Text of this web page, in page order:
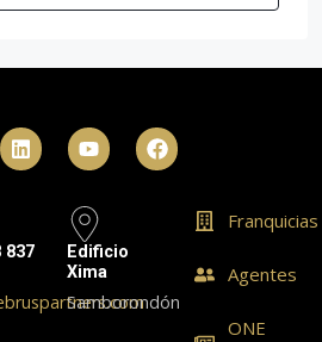
837
Edificio
Xima
Samborondón
Franquicias
Agentes
ONE